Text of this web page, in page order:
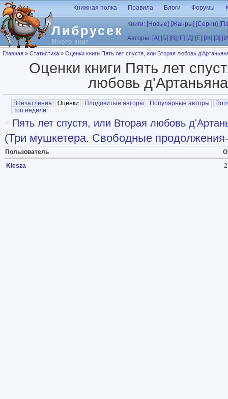
Перейти к основному содержанию
Либрусек
Много книг
Книжная полка Правила Блоги Форумы
Книги: [Новые] [Жанры] [Серии]
Авторы: [А] [Б] [В] [Г] [Д] [Е] [Ж] [З]
Вы здесь
Главная » Статистика » Оценки книги Пять лет спустя, или Вторая любовь
Оценки книги Пять лет
любовь
Главные вкладки
Впечатления Оценки (активная вкладка)
Плодовитые авторы Популярные авторы
Топ недели
Пять лет спустя, или Вторая любовь
(Три мушкетера. Свободные продолжения
Пользователь
Kiesza
2